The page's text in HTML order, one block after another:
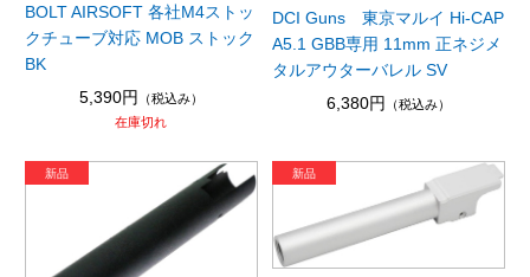
BOLT AIRSOFT 各社M4ストッ
クチューブ対応 MOB ストック
BK
5,390円
（税込み）
在庫切れ
DCI Guns 東京マルイ Hi-CAP
A5.1 GBB専用 11mm 正ネジメ
タルアウターバレル SV
6,380円
（税込み）